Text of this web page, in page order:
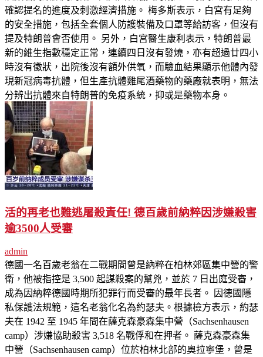
確認提名的進度及刺激經濟措施。 梅多斯表示，白宮有足夠
的安全措施，包括全套個人防護裝備及口罩等給訪客，但沒有
提及特朗普會否使用。 另外，白宮醫生康利表示，特朗普最
新的維生指數穩定正常，連續四日沒有發燒，亦有超過廿四小
時沒有徵狀，出院後沒有額外供氧，而驗血結果顯示他體內發
現新冠病毒抗體，但生產抗體雞尾酒藥物的藥廠就表明，無法
分辨出抗體來自特朗普的免疫系統，抑或是藥物本身。
活的再老也難逃屠殺責任! 德百歲前納粹因涉嫌殺害
逾3500人受審
admin
德國一名百歲老翁在二戰期間曾是納粹在柏林郊區集中營的警
衛，他被指控是 3,500 起謀殺案的幫兇，並於 7 日出庭受審，
成為因納粹德國時期所犯罪行而受審的最年長者。 因德國隱
私保護法規範，這名老翁化名為約瑟夫。根據檢方表示，約瑟
夫在 1942 至 1945 年間在薩克森豪森集中營（Sachsenhausen
camp）涉嫌協助殺害 3,518 名戰俘和在押者。 薩克森豪森集
中營（Sachsenhausen camp）位於柏林北部的奧拉寧堡，曾是